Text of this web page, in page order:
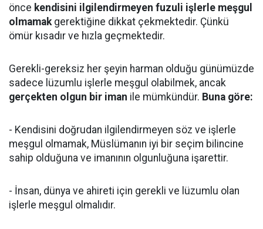
önce kendisini ilgilendirmeyen fuzuli işlerle meşgul
olmamakgerektiğine dikkat çekmektedir. Çünkü
ömür kısadır ve hızla geçmektedir.
Gerekli-gereksiz her şeyin harman olduğu günümüzde
sadece lüzumlu işlerle meşgul olabilmek, ancak
gerçekten olgun bir iman ile mümkündür. Buna göre:
- Kendisini doğrudan ilgilendirmeyen söz ve işlerle
meşgul olmamak, Müslümanın iyi bir seçim bilincine
sahip olduğuna ve imanının olgunluğuna işarettir.
- İnsan, dünya ve ahireti için gerekli ve lüzumlu olan
işlerle meşgul olmalıdır.